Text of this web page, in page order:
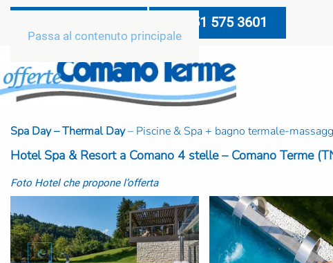
Passa al contenuto principale
351 575 3601
Spa Day – Thermal Day– Piscine & Spa + bagno termale-
Hotel Spa & Resort a Comano 4 stelle – Comano Terme
Foto Hotel che propone l’offerta